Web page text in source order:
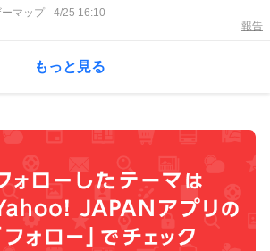
マップ - 4/25 16:10
報告
もっと見る